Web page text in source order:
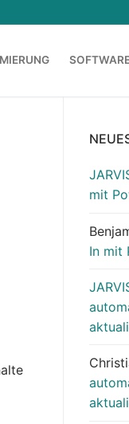
mit
In mit